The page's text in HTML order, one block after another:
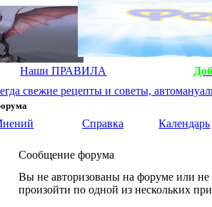
Наши ПРАВИЛА
свежие рецепты и советы,
Справка Календарь
Сообщение форума
Вы не авторизованы на форуме или не
произойти по одной из нескольких